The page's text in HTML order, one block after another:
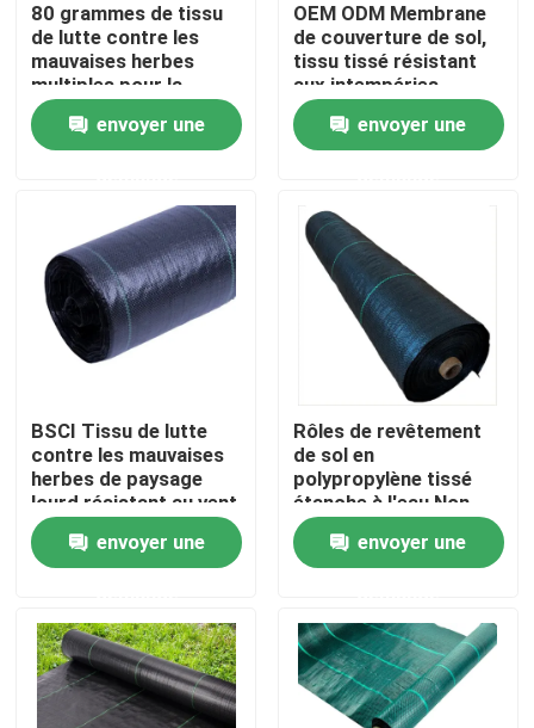
Produits
À propos de nous
Visite de l'usine
Contrôle de la qualité
Nous contacter
Nouvelles
Demandez un devis
Rouleau jumbo non tissé
80 grammes de tissu
de lutte contre les
mauvaises herbes
multiples pour la
protection des
plantesenvoyer une
OEM ODM Membrane
de couverture de sol,
tissu tissé résistant
aux intempéries
envoyer une
BSCI Tissu de lutte
contre les mauvaises
herbes de paysage
lourd résistant au vent
pratique
envoyer une
Rôles de revêtement
de sol en
polypropylène tissé
étanche à l'eau Non
toxique 2x20m
envoyer une